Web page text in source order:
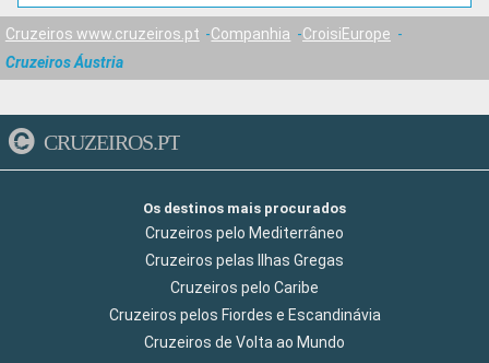
Cruzeiros www.cruzeiros.pt Companhia
CroisiEurope
Cruzeiros Áustria
CRUZEIROS.PT
Os destinos mais procurados
Cruzeiros pelo Mediterrâneo
Cruzeiros pelas Ilhas Gregas
Cruzeiros pelo Caribe
Cruzeiros pelos Fiordes e Escandinávia
Cruzeiros de Volta ao Mundo